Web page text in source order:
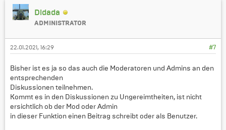
Didada
ADMINISTRATOR
#7
22.01.2021, 16:29
Bisher ist es ja so das auch die Moderatoren und Admins an den
entsprechenden
Diskussionen teilnehmen.
Kommt es in den Diskussionen zu Ungereimtheiten, ist nicht
ersichtlich ob der Mod oder Admin
in dieser Funktion einen Beitrag schreibt oder als Benutzer.